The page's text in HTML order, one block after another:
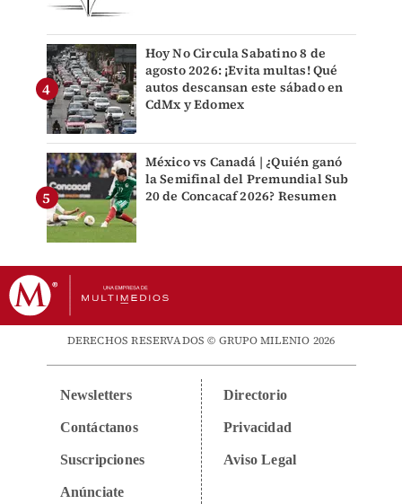
Hoy No Circula Sabatino 8 de
agosto 2026: ¡Evita multas! Qué
autos descansan este sábado en
CdMx y Edomex
México vs Canadá | ¿Quién ganó
la Semifinal del Premundial Sub
20 de Concacaf 2026? Resumen
DERECHOS RESERVADOS © GRUPO MILENIO 2026
Newsletters
Contáctanos
Suscripciones
Anúnciate
Directorio
Privacidad
Aviso Legal